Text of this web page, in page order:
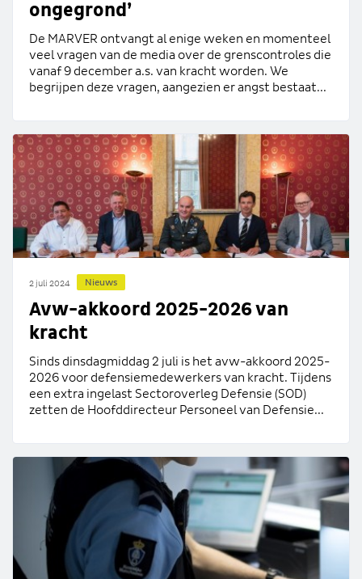
ongegrond’
De MARVER ontvangt al enige weken en momenteel
veel vragen van de media over de grenscontroles die
vanaf 9 december a.s. van kracht worden. We
begrijpen deze vragen, aangezien er angst bestaat...
2 juli 2024 Nieuws
Avw-akkoord 2025-2026 van
kracht
Sinds dinsdagmiddag 2 juli is het avw-akkoord 2025-
2026 voor defensiemedewerkers van kracht. Tijdens
een extra ingelast Sectoroverleg Defensie (SOD)
zetten de Hoofddirecteur Personeel van Defensie...